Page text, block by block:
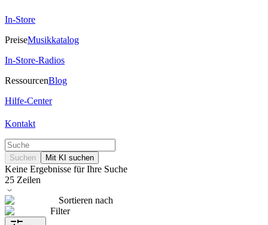
In-Store
PreiseMusikkatalog
In-Store-Radios
RessourcenBlog
Hilfe-Center
Kontakt
Suchen Mit KI suchen
Keine Ergebnisse für Ihre Suche
25 Zeilen
Sortieren nach
Filter